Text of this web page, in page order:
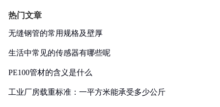
热门文章
无缝钢管的常用规格及壁厚
生活中常见的传感器有哪些呢
PE100管材的含义是什么
工业厂房载重标准：一平方米能承受多少公斤